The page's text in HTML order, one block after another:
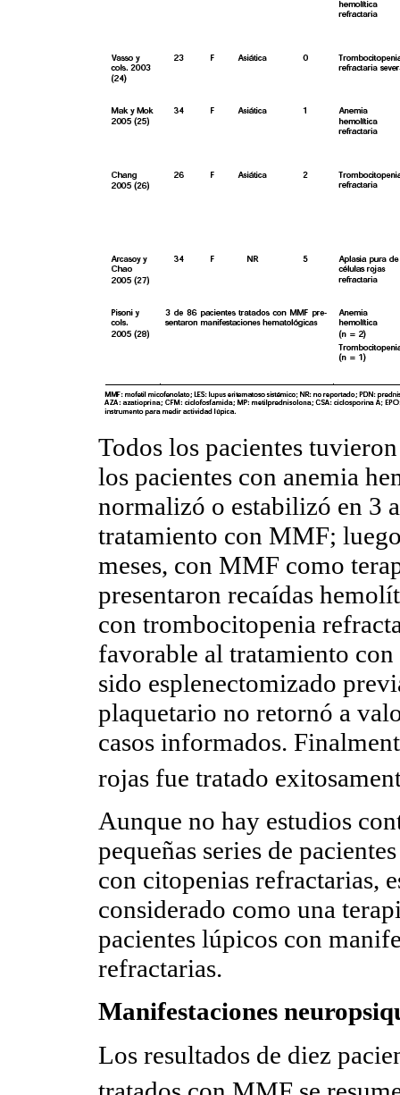
Todos los pacientes
los pacientes con anemia
normalizó o estabilizó en 3
tratamiento con MMF;
meses, con MMF como
presentaron recaídas
con trombocitopenia
favorable al tratamiento
sido esplenectomizado
plaquetario no retornó a
casos informados.
rojas fue tratado
Aunque no hay estudios
pequeñas series de
con citopenias refractarias,
considerado como una
pacientes lúpicos con
refractarias.
Manifestaciones
Los resultados de diez